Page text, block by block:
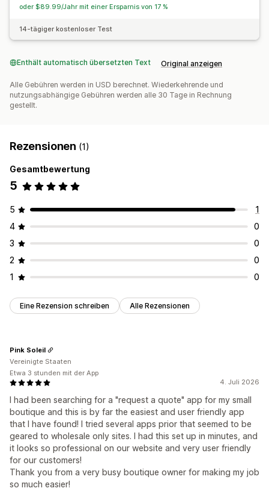
oder $89.99/Jahr mit einer Ersparnis von 17 %
14-tägiger kostenloser Test
Enthält automatisch übersetzten Text Original anzeigen
Alle Gebühren werden in USD berechnet. Wiederkehrende und
nutzungsabhängige Gebühren werden alle 30 Tage in Rechnung
gestellt.
Rezensionen (1)
Gesamtbewertung
5
5
1
4
0
3
0
2
0
1
0
Eine Rezension schreiben Alle Rezensionen
4. Juli 2026
I had been searching for a "request a quote" app for my small
boutique and this is by far the easiest and user friendly app
that I have found! I tried several apps prior that seemed to be
geared to wholesale only sites. I had this set up in minutes, and
it looks so professional on our website and very user friendly
for our customers!
Thank you from a very busy boutique owner for making my job
so much easier!
Pink Soleil
Vereinigte Staaten
Etwa 3 stunden mit der App